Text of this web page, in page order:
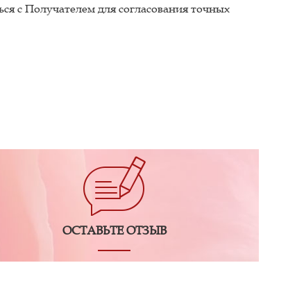
с Получателем для согласования точных
ОСТАВЬТЕ ОТЗЫВ